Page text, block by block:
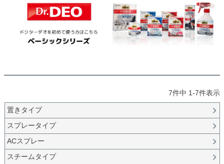
7件中 1-7件表示
置きタイプ
スプレータイプ
ACスプレー
スチームタイプ